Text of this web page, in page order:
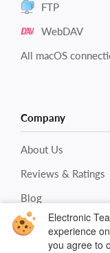
FTP
WebDAV
All macOS
Company
About Us
Reviews & Ratings
Blog
ContactsElectronic
experience
you agree to